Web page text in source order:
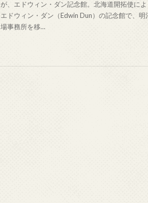
が、エドウィン・ダン記念館。北海道開拓使によ
エドウィン・ダン（Edwin Dun）の記念館で、
場事務所を移…